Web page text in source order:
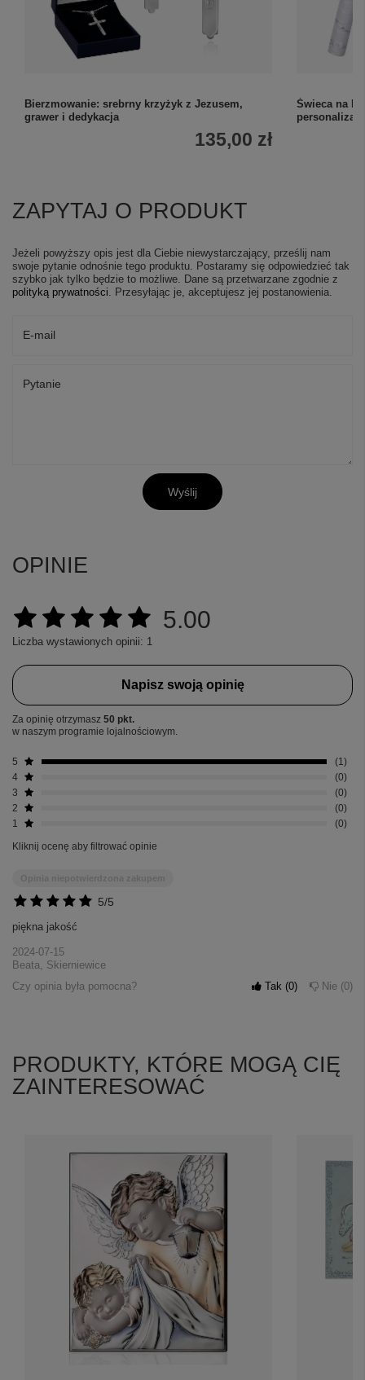
Bierzmowanie: srebrny krzyżyk z Jezusem,
grawer i dedykacja
135,00 zł
Świeca na I
ZAPYTAJ O PRODUKT
Jeżeli powyższy opis jest dla Ciebie niewystarczający, prześlij nam
swoje pytanie odnośnie tego produktu. Postaramy się odpowiedzieć tak
szybko jak tylko będzie to możliwe. Dane są przetwarzane zgodnie z
polityką prywatności. Przesyłając je, akceptujesz jej postanowienia.
E-mail
Pytanie
Wyślij
OPINIE
5.00
Liczba wystawionych opinii: 1
Napisz swoją opinię
Za opinię otrzymasz 50 pkt.
w naszym programie lojalnościowym.
5
1
4
0
3
0
2
0
1
0
Kliknij ocenę aby filtrować opinie
5/5
piękna jakość
2024-07-15
Beata, Skierniewice
Czy opinia była pomocna?
Tak 0 Nie 0
PRODUKTY, KTÓRE MOGĄ CIĘ
ZAINTERESOWAĆ